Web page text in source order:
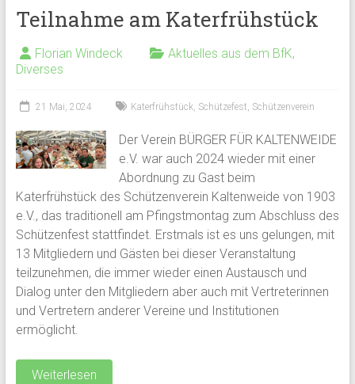
Teilnahme am Katerfrühstück
Florian Windeck Aktuelles aus dem BfK,
Diverses
21 Mai, 2024 Katerfrühstück, Schützefest, Schützenverein
Der Verein BÜRGER FÜR KALTENWEIDE
e.V. war auch 2024 wieder mit einer
Abordnung zu Gast beim
Katerfrühstück des Schützenverein Kaltenweide von 1903
e.V., das traditionell am Pfingstmontag zum Abschluss des
Schützenfest stattfindet. Erstmals ist es uns gelungen, mit
13 Mitgliedern und Gästen bei dieser Veranstaltung
teilzunehmen, die immer wieder einen Austausch und
Dialog unter den Mitgliedern aber auch mit Vertreterinnen
und Vertretern anderer Vereine und Institutionen
ermöglicht.
Weiterlesen